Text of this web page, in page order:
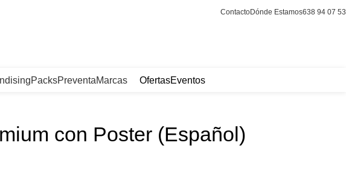
ContactoDónde Estamos638 94 07 53
PacksPreventaMarcas OfertasEventos
con Poster (Español)